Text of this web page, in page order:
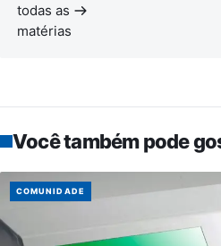
todas as
matérias
Você também pode
COMUNIDADE